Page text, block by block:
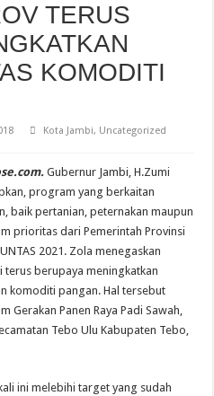
TERUS
KOMODITI
Kota Jambi, Uncategorized
Gubernur Jambi, H.Zumi
program yang berkaitan
baik pertanian, peternakan maupun
prioritas dari Pemerintah Provinsi
2021. Zola menegaskan
terus berupaya meningkatkan
komoditi pangan. Hal tersebut
Gerakan Panen Raya Padi Sawah,
Tebo Ulu Kabupaten Tebo,
ini melebihi target yang sudah